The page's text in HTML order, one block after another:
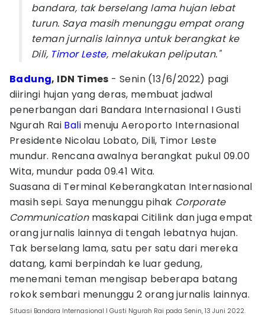
bandara, tak berselang lama hujan lebat
turun. Saya masih menunggu empat orang
teman jurnalis lainnya untuk berangkat ke
Dili, Timor Leste, melakukan peliputan."
Badung, IDN Times - Senin (13/6/2022) pagi
diiringi hujan yang deras, membuat jadwal
penerbangan dari Bandara Internasional I Gusti
Ngurah Rai Bali menuju Aeroporto Internasional
Presidente Nicolau Lobato, Dili, Timor Leste
mundur. Rencana awalnya berangkat pukul 09.00
Wita, mundur pada 09.41 Wita.
Suasana di Terminal Keberangkatan Internasional
masih sepi. Saya menunggu pihak Corporate
Communicationmaskapai Citilink dan juga empat
orang jurnalis lainnya di tengah lebatnya hujan.
Tak berselang lama, satu per satu dari mereka
datang, kami berpindah ke luar gedung,
menemani teman mengisap beberapa batang
rokok sembari menunggu 2 orang jurnalis lainnya.
Situasi Bandara Internasional I Gusti Ngurah Rai pada Senin, 13 Juni 2022.